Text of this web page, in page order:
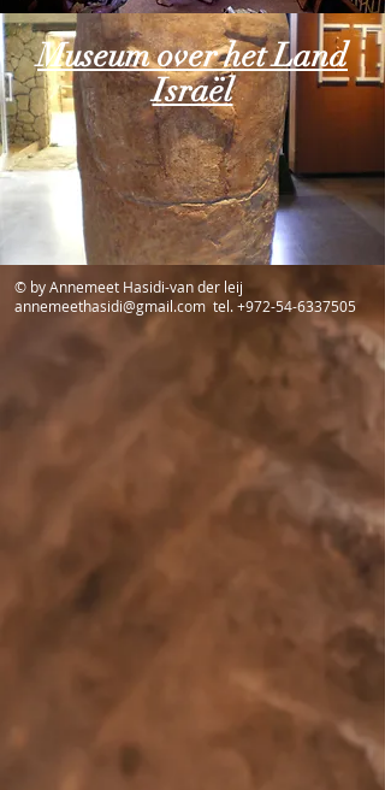
Museum over het Land
Israël
© by Annemeet Hasidi-van der leij
annemeethasidi@gmail.com tel.+972-54-6337505